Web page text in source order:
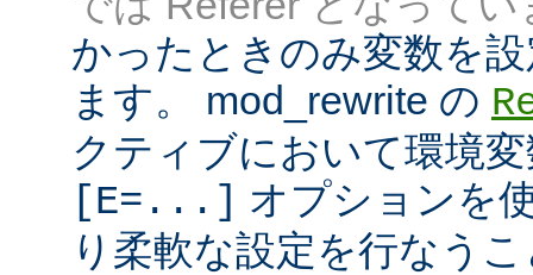
かったときのみ変数を
ます。 mod_rewrite の
クティブにおいて環境
[E=...] オプションを
り柔軟な設定を行なう